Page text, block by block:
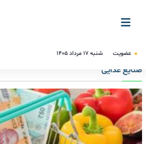
عضویت شنبه ۱۷ مرداد ۱۴۰۵
صنایع غذایی